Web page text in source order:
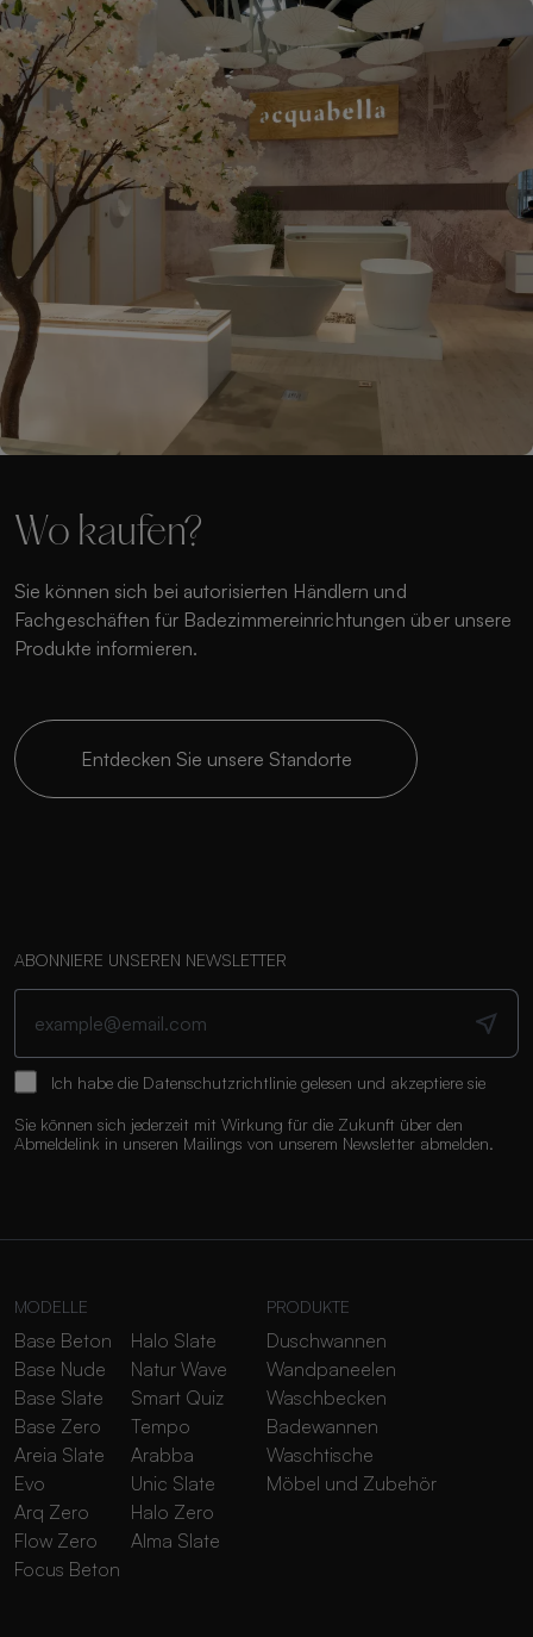
Wo kaufen?
Sie können sich bei autorisierten Händlern und
Fachgeschäften für Badezimmereinrichtungen über unsere
Produkte informieren.
Entdecken Sie unsere Standorte
ABONNIERE UNSEREN NEWSLETTER
Ich habe die Datenschutzrichtlinie gelesen und akzeptiere sie
Sie können sich jederzeit mit Wirkung für die Zukunft über den
Abmeldelink in unseren Mailings von unserem Newsletter abmelden.
MODELLE
Base Beton
Base Nude
Base Slate
Base Zero
Areia Slate
Evo
Arq Zero
Flow Zero
Focus Beton
Halo Slate
Natur Wave
Smart Quiz
Tempo
Arabba
Unic Slate
Halo Zero
Alma Slate
PRODUKTE
Duschwannen
Wandpaneelen
Waschbecken
Badewannen
Waschtische
Möbel und Zubehör